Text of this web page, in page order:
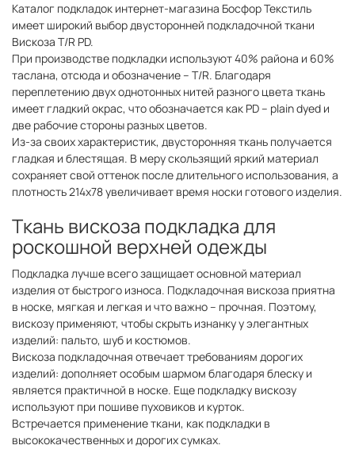
Каталог подкладок интернет-магазина Босфор Текстиль
имеет широкий выбор двусторонней подкладочной ткани
Вискоза T/R PD.
При производстве подкладки используют 40% района и 60%
таслана, отсюда и обозначение – T/R. Благодаря
переплетению двух однотонных нитей разного цвета ткань
имеет гладкий окрас, что обозначается как PD – plain dyed и
две рабочие стороны разных цветов.
Из-за своих характеристик, двусторонняя ткань получается
гладкая и блестящая. В меру скользящий яркий материал
сохраняет свой оттенок после длительного использования, а
плотность 214х78 увеличивает время носки готового изделия.
Ткань вискоза подкладка для
роскошной верхней одежды
Подкладка лучше всего защищает основной материал
изделия от быстрого износа. Подкладочная вискоза приятна
в носке, мягкая и легкая и что важно – прочная. Поэтому,
вискозу применяют, чтобы скрыть изнанку у элегантных
изделий: пальто, шуб и костюмов.
Вискоза подкладочная отвечает требованиям дорогих
изделий: дополняет особым шармом благодаря блеску и
является практичной в носке. Еще подкладку вискозу
используют при пошиве пуховиков и курток.
Встречается применение ткани, как подкладки в
высококачественных и дорогих сумках.